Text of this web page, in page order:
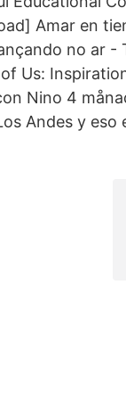
Amar en
no ar -
Us:
Nino 4
Andes y eso